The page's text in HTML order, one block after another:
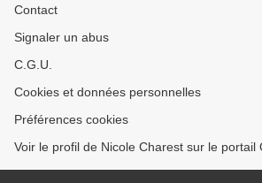
Contact
Signaler un abus
C.G.U.
Cookies et données personnelles
Préférences cookies
Voir le profil de Nicole Charest sur le portail